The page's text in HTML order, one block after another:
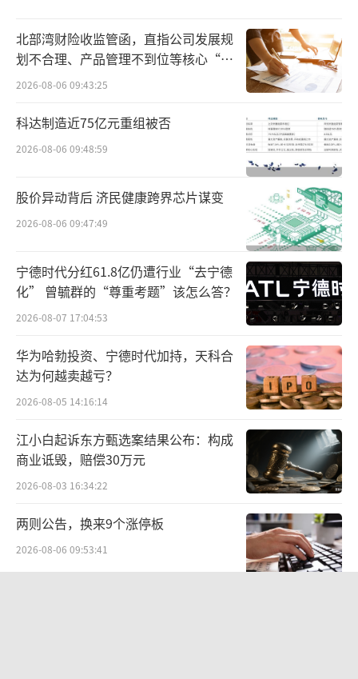
人贷款风险有上升趋势，但工行个贷质量与行
业趋势相符。当前政策纾困力度较大，居民还
贷压力减轻，叠加该行对风险的处置较为审
慎，预计个贷风险可控。
规模与效益协同
在资产规模方面，工商银行继续保持稳健
增长。截至9月末，该行总资产突破52.81万亿
元，较上年末增长8.2%，前三季度累计为实体
经济提供增量资金超过4万亿元，其中客户贷款
余额30.45万亿元，较上年末增长7.3%。客户
基础进一步夯实，对公客户数达1443万户，个
人客户数突破7.8亿户，为长期业务拓展筑牢根
基。
面对未来的经营环境，工商银行管理层展
现出务实而积极的态度。刘珺在业绩说明会上
强调，工商银行“不追求超过常规的超常增长
率”。对于未来的经营策略，工商银行表示将
持续发挥在前三季度在增收节支方面的有效措
施，不断优化资产负债结构，保持有效的、良
好的量价平衡。同时，不断挖掘在中收方面的
北部湾财险收监管函，直指公司发展规
划不合理、产品管理不到位等核心“痛
点”
2026-08-06 09:43:25
科达制造近75亿元重组被否
2026-08-06 09:48:59
股价异动背后 济民健康跨界芯片谋变
2026-08-06 09:47:49
宁德时代分红61.8亿仍遭行业“去宁德
化” 曾毓群的“尊重考题”该怎么答？
2026-08-07 17:04:53
华为哈勃投资、宁德时代加持，天科合
达为何越卖越亏？
2026-08-05 14:16:14
江小白起诉东方甄选案结果公布：构成
商业诋毁，赔偿30万元
2026-08-03 16:34:22
两则公告，换来9个涨停板
2026-08-06 09:53:41